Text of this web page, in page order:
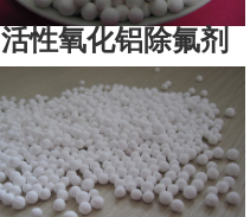
活性氧化铝除氟剂